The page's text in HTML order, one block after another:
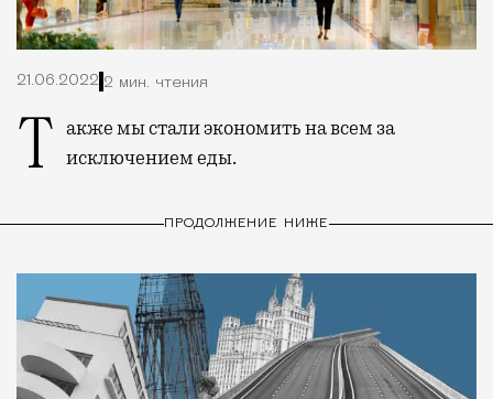
21.06.2022 2 мин. чтения
Также мы стали экономить на всем за исключением еды.
ПРОДОЛЖЕНИЕ НИЖЕ